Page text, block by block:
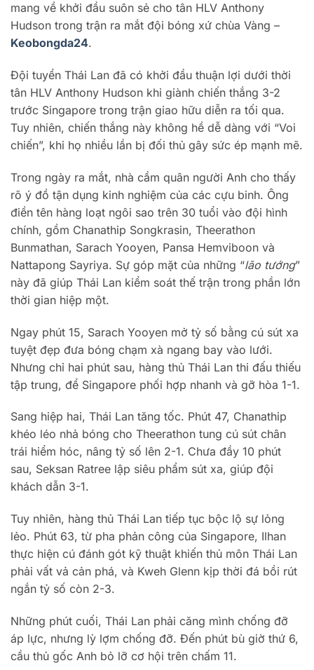
mang về khởi đầu suôn sẻ cho tân HLV Anthony
Hudson trong trận ra mắt đội bóng xứ chùa Vàng –
Keobongda24.
Đội tuyển Thái Lan đã có khởi đầu thuận lợi dưới thời
tân HLV Anthony Hudson khi giành chiến thắng 3-2
trước Singapore trong trận giao hữu diễn ra tối qua.
Tuy nhiên, chiến thắng này không hề dễ dàng với “Voi
chiến”, khi họ nhiều lần bị đối thủ gây sức ép mạnh mẽ.
Trong ngày ra mắt, nhà cầm quân người Anh cho thấy
rõ ý đồ tận dụng kinh nghiệm của các cựu binh. Ông
điền tên hàng loạt ngôi sao trên 30 tuổi vào đội hình
chính, gồm Chanathip Songkrasin, Theerathon
Bunmathan, Sarach Yooyen, Pansa Hemviboon và
Nattapong Sayriya. Sự góp mặt của những “lão tướng”
này đã giúp Thái Lan kiểm soát thế trận trong phần lớn
thời gian hiệp một.
Ngay phút 15, Sarach Yooyen mở tỷ số bằng cú sút xa
tuyệt đẹp đưa bóng chạm xà ngang bay vào lưới.
Nhưng chỉ hai phút sau, hàng thủ Thái Lan thi đấu thiếu
tập trung, để Singapore phối hợp nhanh và gỡ hòa 1-1.
Sang hiệp hai, Thái Lan tăng tốc. Phút 47, Chanathip
khéo léo nhả bóng cho Theerathon tung cú sút chân
trái hiểm hóc, nâng tỷ số lên 2-1. Chưa đầy 10 phút
sau, Seksan Ratree lập siêu phẩm sút xa, giúp đội
khách dẫn 3-1.
Tuy nhiên, hàng thủ Thái Lan tiếp tục bộc lộ sự lỏng
lẻo. Phút 63, từ pha phản công của Singapore, Ilhan
thực hiện cú đánh gót kỹ thuật khiến thủ môn Thái Lan
phải vất vả cản phá, và Kweh Glenn kịp thời đá bồi rút
ngắn tỷ số còn 2-3.
Những phút cuối, Thái Lan phải căng mình chống đỡ
áp lực, nhưng lỳ lợm chống đỡ. Đến phút bù giờ thứ 6,
cầu thủ gốc Anh bỏ lỡ cơ hội trên chấm 11.